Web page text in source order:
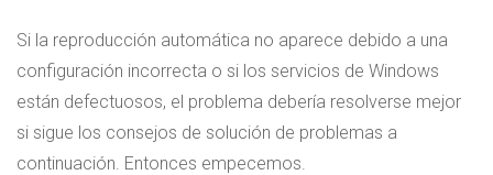
Si la reproducción automática no aparece debido a una
configuración incorrecta o si los servicios de Windows
están defectuosos, el problema debería resolverse mejor
si sigue los consejos de solución de problemas a
continuación. Entonces empecemos.